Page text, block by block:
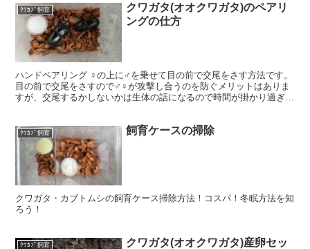
ｸﾜｶﾌﾞ飼育
クワガタ(オオクワガタ)のペアリ
ングの仕方
ハンドペアリング ♀の上に♂を乗せて目の前で交尾をさす方法です。
目の前で交尾をさすので♂♀が攻撃し合うのを防ぐメリットはありま
すが、交尾するかしないかは生体の話になるので時間が掛かり過ぎる
ｸﾜｶﾌﾞ飼育 飼育ケースの掃除
クワガタ・カブトムシの飼育ケース掃除方法！コスパ！冬眠方法を知
ろう！
ｸﾜｶﾌﾞ飼育
クワガタ(オオクワガタ)産卵セッ